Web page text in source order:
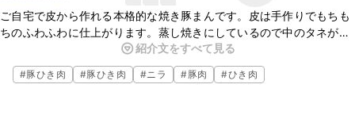
ご自宅で皮から作れる本格的な焼き豚まんです。皮は手作りでもちも
ちのふわふわに仕上がります。蒸し焼きにしているので中のタネが
ジューシーで生地は外側がカリッと中がふわっとしていてとても食べ
ごたえがあります。
紹介文をすべて見る
#豚ひき肉 #豚ひき肉 #ニラ #豚肉 #ひき肉